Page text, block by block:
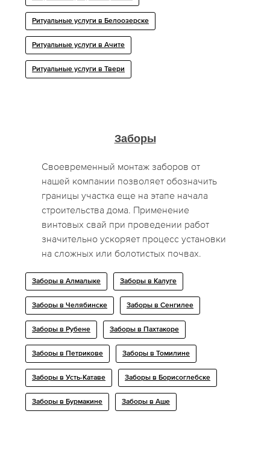
Ритуальные услуги в Белоозерске
Ритуальные услуги в Ачите
Ритуальные услуги в Твери
Заборы
Своевременный монтаж заборов от
нашей компании позволяет обозначить
границы участка еще на этапе начала
строительства дома. Применение
винтовых свай при проведении работ
значительно ускоряет процесс установки
на сложных или болотистых почвах.
Заборы в Алмалыке Заборы в Калуге
Заборы в Челябинске Заборы в Сенгилее
Заборы в Рубене Заборы в Пахтакоре
Заборы в Петрикове Заборы в Томилине
Заборы в Усть-Катаве Заборы в Борисоглебске
Заборы в Бурмакине Заборы в Аше